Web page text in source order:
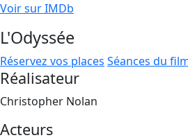
Voir sur IMDb
L'Odyssée
Réservez vos places Séances du
Réalisateur
Christopher Nolan
Acteurs